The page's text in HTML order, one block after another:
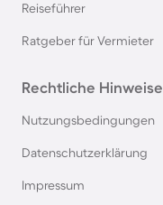
Reiseführer
Ratgeber für Vermieter
Rechtliche Hinweise
Nutzungsbedingungen
Datenschutzerklärung
Impressum